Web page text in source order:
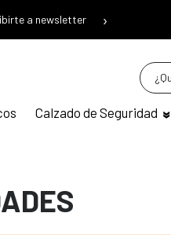
a newsletter ›
Calzado de Seguridad